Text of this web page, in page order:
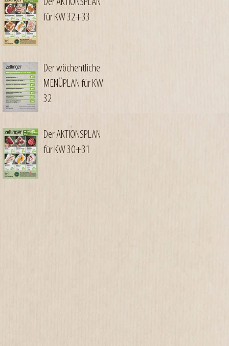
für KW 32+33
Der wöchentliche
MENÜPLAN für KW
32
Der AKTIONSPLAN
für KW 30+31